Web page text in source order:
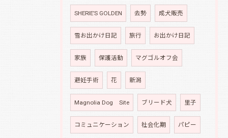
SHERIE’S GOLDEN 去勢 成犬販売
雪お出かけ日記 旅行 お出かけ日記
家族 保護活動 マグゴルオフ会
避妊手術 花 新潟
Magnolia Dog Site ブリード犬 里子
コミュニケーション 社会化期 パピー